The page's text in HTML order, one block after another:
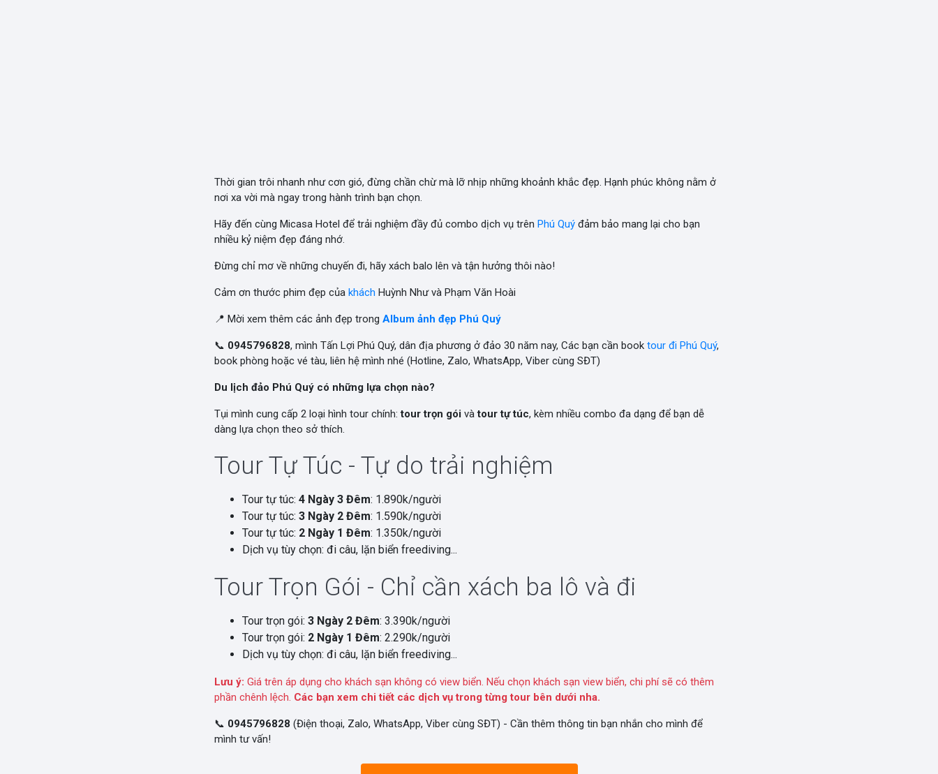
Thời gian trôi nhanh như cơn gió, đừng chần chừ mà lỡ nhịp những khoảnh khắc đẹp. Hạnh phúc không nằm ở
nơi xa vời mà ngay trong hành trình bạn chọn.
Hãy đến cùng Micasa Hotel để trải nghiệm đầy đủ combo dịch vụ trên Phú Quý đảm bảo mang lại cho bạn
nhiều kỷ niệm đẹp đáng nhớ.
Đừng chỉ mơ về những chuyến đi, hãy xách balo lên và tận hưởng thôi nào!
Cảm ơn thước phim đẹp của khách Huỳnh Như và Phạm Văn Hoài
📍 Mời xem thêm các ảnh đẹp trong Album ảnh đẹp Phú Quý
📞 0945796828, mình Tấn Lợi Phú Quý, dân địa phương ở đảo 30 năm nay, Các bạn cần book tour đi Phú Quý,
book phòng hoặc vé tàu, liên hệ mình nhé (Hotline, Zalo, WhatsApp, Viber cùng SĐT)
Du lịch đảo Phú Quý có những lựa chọn nào?
Tụi mình cung cấp 2 loại hình tour chính:tour trọn gói vàtour tự túc, kèm nhiều combo đa dạng để bạn dễ
dàng lựa chọn theo sở thích.
Tour Tự Túc - Tự do trải nghiệm
Tour tự túc: 4 Ngày 3 Đêm: 1.890k/người
Tour tự túc: 3 Ngày 2 Đêm: 1.590k/người
Tour tự túc: 2 Ngày 1 Đêm: 1.350k/người
Dịch vụ tùy chọn: đi câu, lặn biển freediving...
Tour Trọn Gói - Chỉ cần xách ba lô và đi
Tour trọn gói: 3 Ngày 2 Đêm: 3.390k/người
Tour trọn gói: 2 Ngày 1 Đêm: 2.290k/người
Dịch vụ tùy chọn: đi câu, lặn biển freediving...
Lưu ý: Giá trên áp dụng cho khách sạn không có view biển. Nếu chọn khách sạn view biển, chi phí sẽ có thêm
phần chênh lệch. Các bạn xem chi tiết các dịch vụ trong từng tour bên dưới nha.
📞 0945796828 (Điện thoại, Zalo, WhatsApp, Viber cùng SĐT) - Cần thêm thông tin bạn nhắn cho mình để
mình tư vấn!